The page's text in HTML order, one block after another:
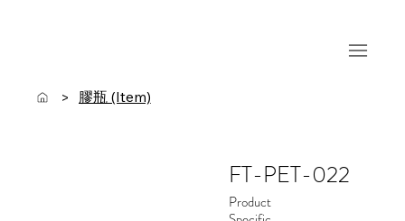
> 膠瓶 (Item)
FT-PET-022
Product